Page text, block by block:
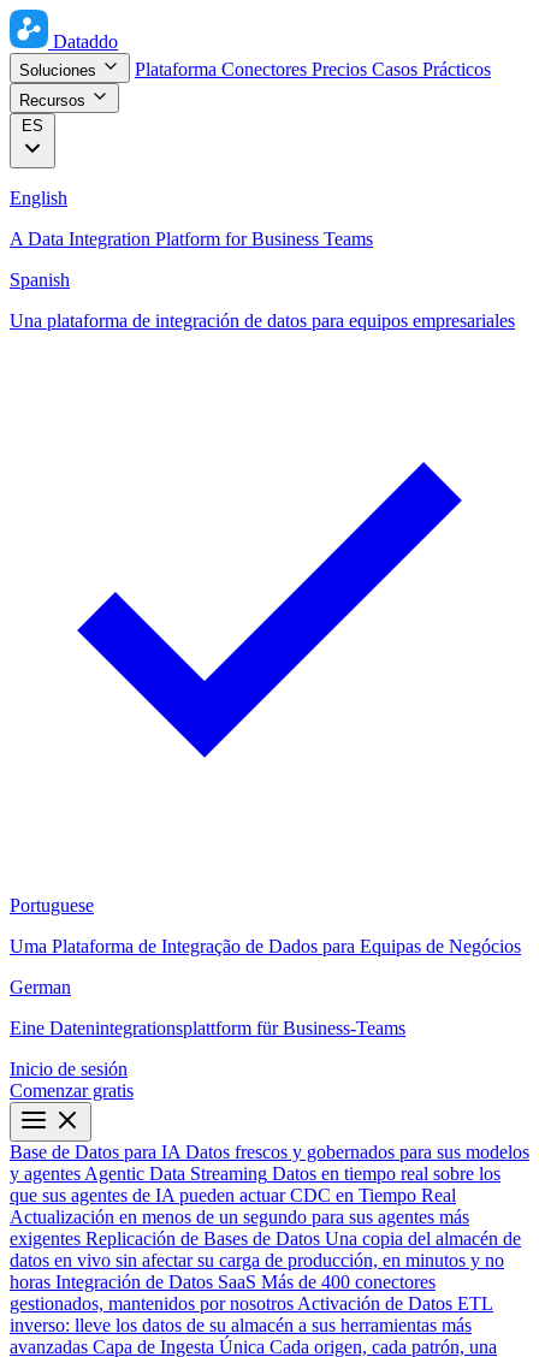
Dataddo
Soluciones Plataforma Conectores Precios Casos Prácticos
Recursos
ES
English
A Data Integration Platform for Business Teams
Spanish
Una plataforma de integración de datos para equipos empresariales
Portuguese
Uma Plataforma de Integração de Dados para Equipas de Negócios
German
Eine Datenintegrationsplattform für Business-Teams
Inicio de sesión
Comenzar gratis
Base de Datos para IA Datos frescos y gobernados para sus modelos
y agentes Agentic Data Streaming Datos en tiempo real sobre los
que sus agentes de IA pueden actuar CDC en Tiempo Real
Actualización en menos de un segundo para sus agentes más
exigentes Replicación de Bases de Datos Una copia del almacén de
datos en vivo sin afectar su carga de producción, en minutos y no
horas Integración de Datos SaaS Más de 400 conectores
gestionados, mantenidos por nosotros Activación de Datos ETL
inverso: lleve los datos de su almacén a sus herramientas más
avanzadas Capa de Ingesta Única Cada origen, cada patrón, una